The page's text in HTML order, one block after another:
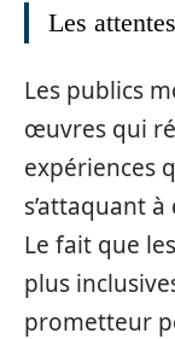
Les
Les publics
œuvres qui
expériences
s’attaquant
Le fait que
plus
prometteur